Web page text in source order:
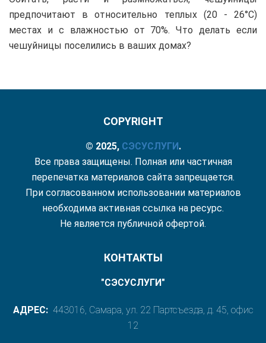
предпочитают в относительно теплых (20 - 26°С)
местах и с влажностью от 70%. Что делать если
чешуйницы поселились в ваших домах?
COPYRIGHT
© 2025, СЭСУСЛУГИ.
Все права защищены. Полная или частичная
перепечатка материалов сайта запрещается.
При согласованном использовании материалов
необходима активная ссылка на ресурс.
Не является публичной офертой.
КОНТАКТЫ
"СЭСУСЛУГИ"
АДРЕС: 443016, Самара, ул. 22 Партсъезда, д. 45, офис
12